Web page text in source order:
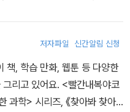
기를 다루는 재미에 푹 빠져
통해 세상을 바라보는 지혜가
다.
저자파일 신간알림 신청
책, 학습 만화, 웹툰 등 다양한
리고 있어요. <빨간내복야코
과학> 시리즈, 《찾아봐 찾아